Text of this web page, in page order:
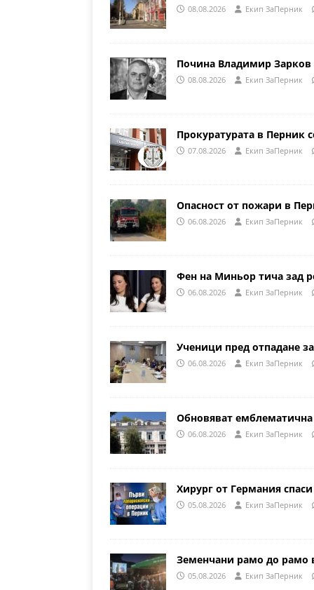
08.08.2026 Eкип ЗаПерник
Почина Владимир
08.08.2026 Eкип ЗаПерник
Прокуратурата в Перник
07.08.2026 Eкип ЗаПерник
Опасност от пожари в
06.08.2026 Eкип ЗаПерник
Фен на Миньор тича зад
06.08.2026 Eкип ЗаПерник
Ученици пред отпадане
06.08.2026 Eкип ЗаПерник
Обновяват
06.08.2026 Eкип ЗаПерник
Хирург от Германия
05.08.2026 Eкип ЗаПерник
Земенчани рамо до рамо
05.08.2026 Eкип ЗаПерник